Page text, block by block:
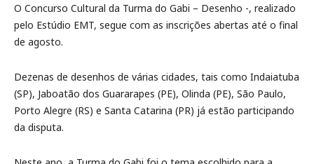
O Concurso Cultural da Turma do Gabi – Desenho -, realizado
pelo Estúdio EMT, segue com as inscrições abertas até o final
de agosto.
Dezenas de desenhos de várias cidades, tais como Indaiatuba
(SP), Jaboatão dos Guararapes (PE), Olinda (PE), São Paulo,
Porto Alegre (RS) e Santa Catarina (PR) já estão participando
da disputa.